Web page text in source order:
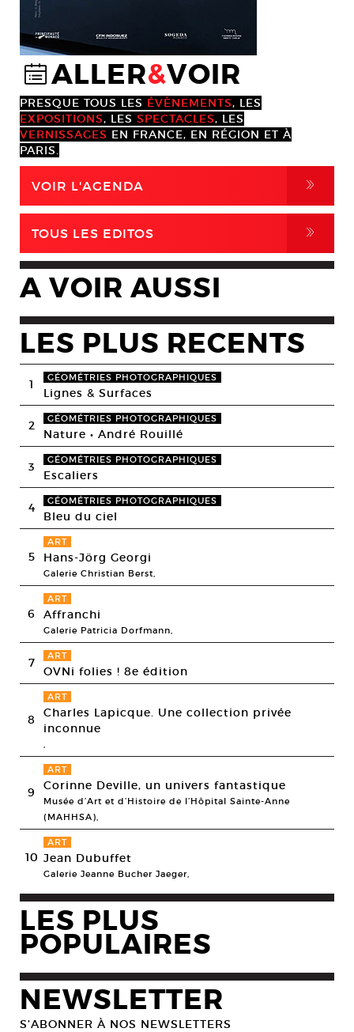
@ALLER&VOIR
PRESQUE TOUS LES ÉVÈNEMENTS, LES
EXPOSITIONS, LES SPECTACLES, LES
VERNISSAGES EN FRANCE, EN RÉGION ET À
PARIS.
VOIR L'AGENDA ,
TOUS LES EDITOS ,
A VOIR AUSSI
LES PLUS RECENTS
1 GÉOMÉTRIES PHOTOGRAPHIQUES
Lignes & Surfaces
2 GÉOMÉTRIES PHOTOGRAPHIQUES
Nature • André Rouillé
3 GÉOMÉTRIES PHOTOGRAPHIQUES
Escaliers
4 GÉOMÉTRIES PHOTOGRAPHIQUES
Bleu du ciel
5
ART
Hans-Jörg Georgi
Galerie Christian Berst,
6
ART
Affranchi
Galerie Patricia Dorfmann,
7 ART
OVNi folies ! 8e édition
8
ART
Charles Lapicque. Une collection privée
inconnue
,
9
ART
Corinne Deville, un univers fantastique
Musée d’Art et d’Histoire de l’Hôpital Sainte-Anne
(MAHHSA),
10
ART
Jean Dubuffet
Galerie Jeanne Bucher Jaeger,
LES PLUS
POPULAIRES
NEWSLETTER
S’ABONNER À NOS NEWSLETTERS